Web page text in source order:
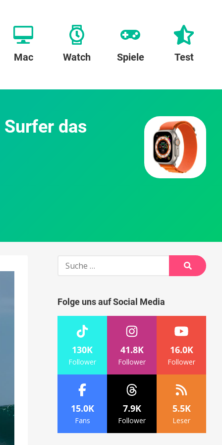
Mac Watch Spiele Test
das
Suche
Suche
Folge uns auf Social Media
130K
Follower
41.8K
Follower
16.0K
Follower
15.0K
Fans
7.9K
Follower
5.5K
Leser